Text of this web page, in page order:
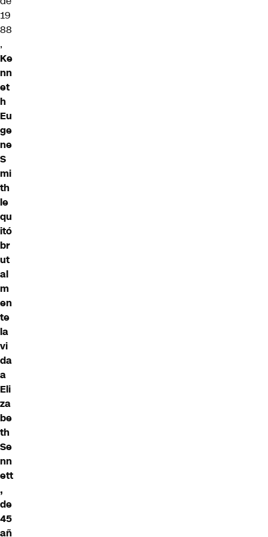
19
88
,
Ke
nn
et
h
Eu
ge
ne
S
mi
th
le
qu
itó
br
ut
al
m
en
te
la
vi
da
a
Eli
za
be
th
Se
nn
ett
,
de
45
añ